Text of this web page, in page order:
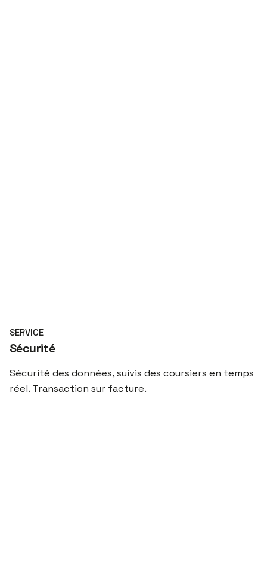
SERVICE
Sécurité
Sécurité des données, suivis des coursiers en temps
réel. Transaction sur facture.